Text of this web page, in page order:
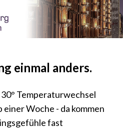
einmal anders.
Temperaturwechsel
einer Woche - da kommen
fast